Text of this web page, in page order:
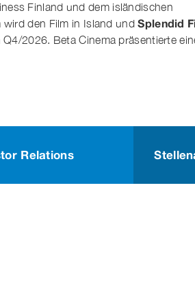
Finland und dem isländischen
wird den Film in Island undSplendid
2026. Beta Cinema präsentierte
Relations